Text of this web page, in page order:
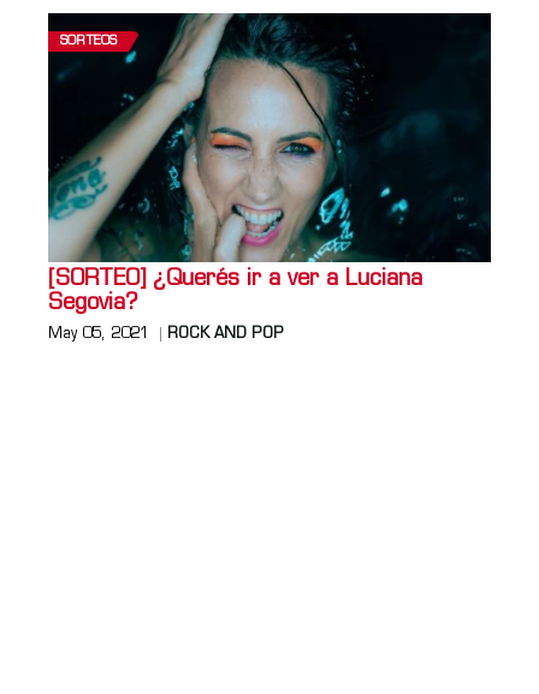
SORTEOS
[SORTEO] ¿Querés ir a ver a Luciana
Segovia?
May 05, 2021 ROCK AND POP